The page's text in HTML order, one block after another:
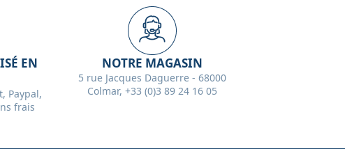
EN
Paypal,
frais
NOTRE MAGASIN
5 rue Jacques Daguerre - 68000
Colmar, +33 (0)3 89 24 16 05